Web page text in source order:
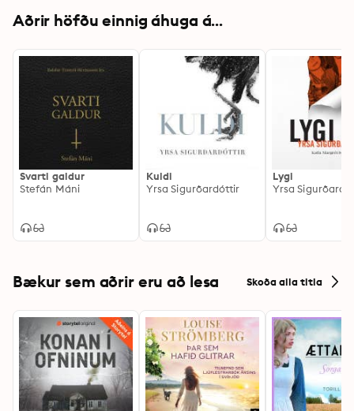
Aðrir höfðu einnig áhuga á...
Svarti galdur
Stefán Máni
Kuldi
Yrsa Sigurðardóttir
Lygi
Yrsa
Bækur sem aðrir eru að lesa Skoða alla titla